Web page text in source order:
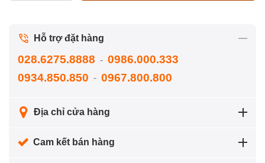
Hỗ trợ đặt hàng
028.6275.8888 - 0986.000.333
0934.850.850 - 0967.800.800
Địa chỉ cửa hàng
Cam kết bán hàng